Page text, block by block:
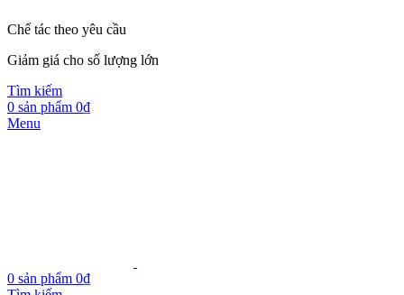
Chế tác theo yêu cầu
Giảm giá cho số lượng lớn
Tìm kiếm
0 sản phẩm 0₫
Menu
0 sản phẩm 0₫